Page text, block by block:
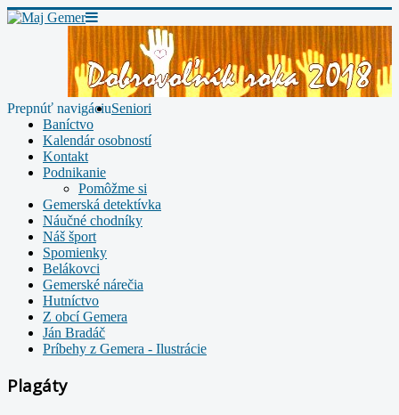
Prepnúť navigáciuSeniori
Baníctvo
Kalendár osobností
Kontakt
Podnikanie
Pomôžme si
Gemerská detektívka
Náučné chodníky
Náš šport
Spomienky
Belákovci
Gemerské nárečia
Hutníctvo
Z obcí Gemera
Ján Bradáč
Príbehy z Gemera - Ilustrácie
Plagáty